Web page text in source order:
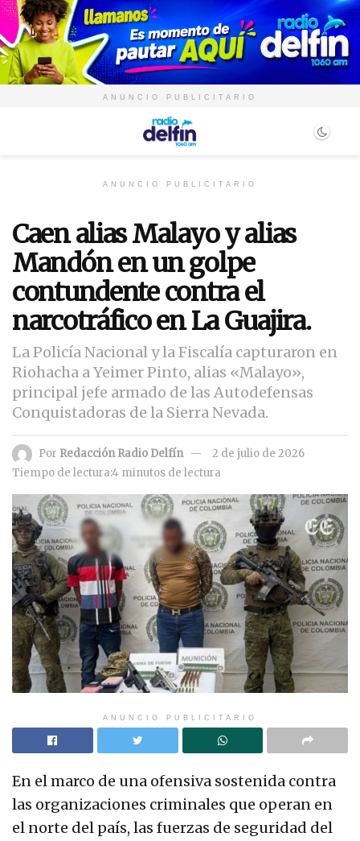
ANUNCIO PUBLICITARIO
ANUNCIO PUBLICITARIO
Caen alias Malayo y alias
Mandón en un golpe
contundente contra el
narcotráfico en La Guajira.
La Policía Nacional y la Fiscalía capturaron en
Riohacha a Yeimer Pinto, alias «Malayo»,
principal jefe armado de las Autodefensas
Conquistadoras de la Sierra Nevada.
Por Redacción Radio Delfín
2 de julio de 2026
Tiempo de lectura:4 minutos de lectura
ANUNCIO PUBLICITARIO
En el marco de una ofensiva sostenida contra
las organizaciones criminales que operan en
el norte del país, las fuerzas de seguridad del